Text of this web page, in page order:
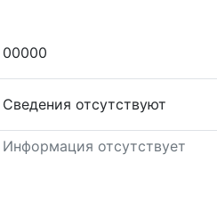
00000
Cведения отсутствуют
Информация отсутствует